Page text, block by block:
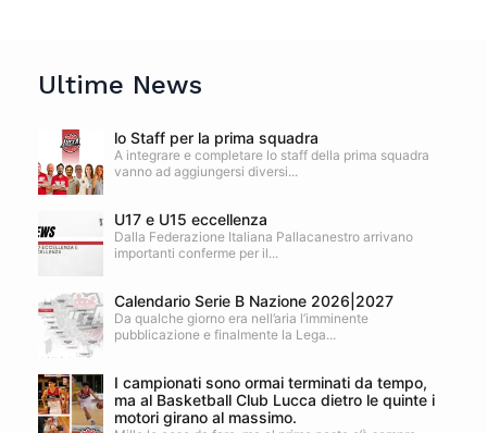
Ultime News
lo Staff per la prima squadra
A integrare e completare lo staff della prima squadra
vanno ad aggiungersi diversi...
U17 e U15 eccellenza
Dalla Federazione Italiana Pallacanestro arrivano
importanti conferme per il...
Calendario Serie B Nazione 2026|2027
Da qualche giorno era nell’aria l’imminente
pubblicazione e finalmente la Lega...
I campionati sono ormai terminati da tempo,
ma al Basketball Club Lucca dietro le quinte i
motori girano al massimo.